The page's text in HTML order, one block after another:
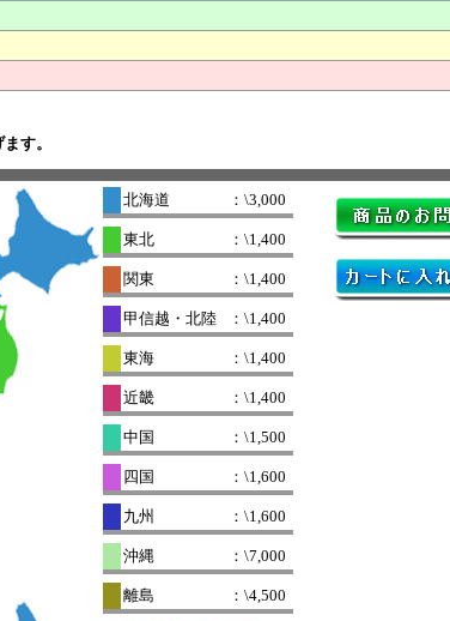
す。
北海道 ：\3,000
東北 ：\1,400
関東 ：\1,400
甲信越・北陸 ：\1,400
東海 ：\1,400
近畿 ：\1,400
中国 ：\1,500
四国 ：\1,600
九州 ：\1,600
沖縄 ：\7,000
離島 ：\4,500